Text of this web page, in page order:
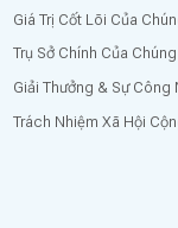
Giá Trị Cốt Lõi Của
Trụ Sở Chính Của
Giải Thưởng & Sự Công
Trách Nhiệm Xã Hội